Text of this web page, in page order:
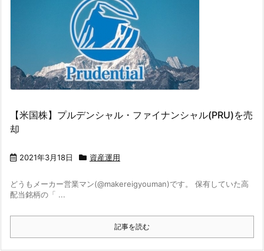
【米国株】プルデンシャル・ファイナンシャル(PRU)を売
却
2021年3月18日 資産運用
どうもメーカー営業マン(@makereigyouman)です。 保有していた高
配当銘柄の「 ...
記事を読む